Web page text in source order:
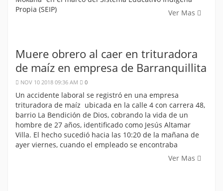
Propia (SEIP)
Ver Mas
Muere obrero al caer en trituradora
de maíz en empresa de Barranquillita
NOV 10 2018 09:36 AM 0
Un accidente laboral se registró en una empresa
trituradora de maíz ubicada en la calle 4 con carrera 48,
barrio La Bendición de Dios, cobrando la vida de un
hombre de 27 años, identificado como Jesús Altamar
Villa. El hecho sucedió hacia las 10:20 de la mañana de
ayer viernes, cuando el empleado se encontraba
Ver Mas